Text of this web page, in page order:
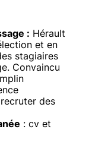
: Hérault
et en
stagiaires
Convaincu
des
: cv et